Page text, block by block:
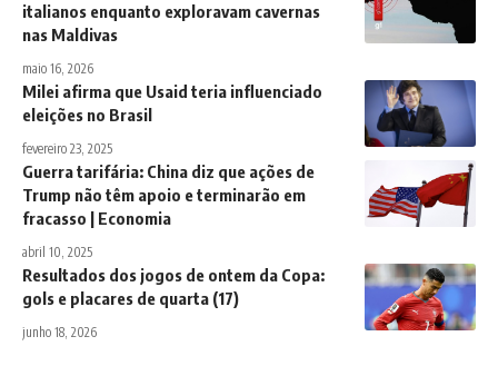
italianos enquanto exploravam cavernas
nas Maldivas
maio 16, 2026
Milei afirma que Usaid teria influenciado
eleições no Brasil
fevereiro 23, 2025
Guerra tarifária: China diz que ações de
Trump não têm apoio e terminarão em
fracasso | Economia
abril 10, 2025
Resultados dos jogos de ontem da Copa:
gols e placares de quarta (17)
junho 18, 2026